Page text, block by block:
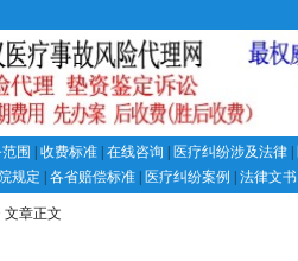
围 收费标准 在线咨询 医疗纠纷涉及法律
规定 各省赔偿标准 医疗纠纷案例 法律文书
文章正文